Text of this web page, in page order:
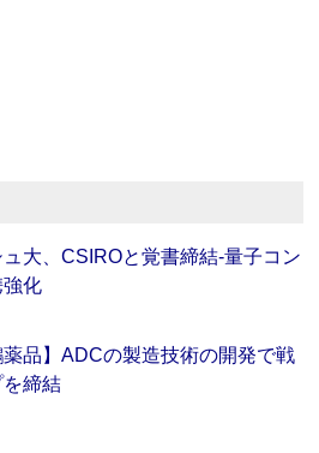
ュ大、CSIROと覚書締結‐量子コン
強化
薬品】ADCの製造技術の開発で戦
締結